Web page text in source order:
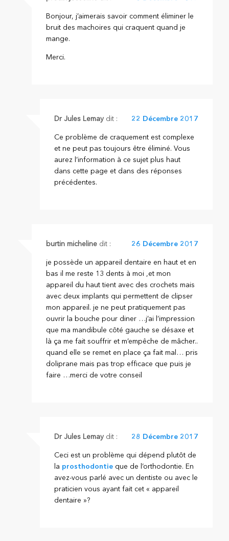
Bonjour, j’aimerais savoir comment éliminer le
bruit des machoires qui craquent quand je
mange.
Merci.
Dr Jules Lemay dit : 22 Décembre 2017
Ce problème de craquement est complexe
et ne peut pas toujours être éliminé. Vous
aurez l’information à ce sujet plus haut
dans cette page et dans des réponses
précédentes.
burtin micheline dit : 26 Décembre 2017
je possède un appareil dentaire en haut et en
bas il me reste 13 dents à moi ,et mon
appareil du haut tient avec des crochets mais
avec deux implants qui permettent de clipser
mon appareil. je ne peut pratiquement pas
ouvrir la bouche pour diner …j’ai l’impression
que ma mandibule côté gauche se désaxe et
là ça me fait souffrir et m’empêche de mâcher..
quand elle se remet en place ça fait mal… pris
doliprane mais pas trop efficace que puis je
faire …merci de votre conseil
Dr Jules Lemay dit : 28 Décembre 2017
Ceci est un problème qui dépend plutôt de
la prosthodontieque de l’orthodontie. En
avez-vous parlé avec un dentiste ou avec le
praticien vous ayant fait cet « appareil
dentaire »?